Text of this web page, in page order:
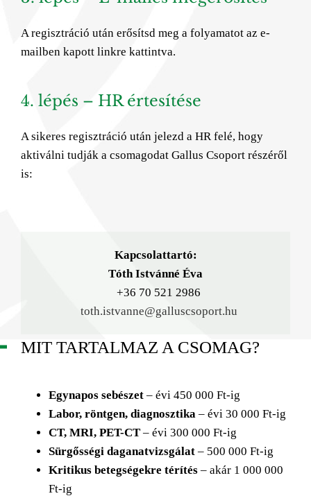
A regisztráció után erősítsd meg a folyamatot az e-
mailben kapott linkre kattintva.
4. lépés – HR értesítése
A sikeres regisztráció után jelezd a HR felé, hogy
aktiválni tudják a csomagodat Gallus Csoport részéről
is:
Kapcsolattartó:
Tóth Istvánné Éva
+36 70 521 2986
toth.istvanne@galluscsoport.hu
MIT TARTALMAZ A CSOMAG?
Egynapos sebészet– évi 450 000 Ft-ig
Labor, röntgen, diagnosztika – évi 30 000 Ft-ig
CT, MRI, PET-CT– évi 300 000 Ft-ig
Sürgősségi daganatvizsgálat– 500 000 Ft-ig
Kritikus betegségekre térítés– akár 1 000 000
Ft-ig